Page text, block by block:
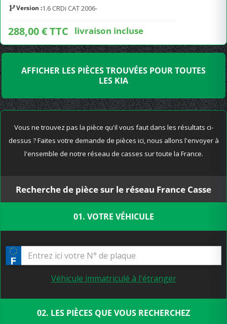
Version :1.6 CRDi CAT 2006-
288,00 € TTC livraison incluse
AFFICHER LES PIÈCES TROUVÉES POUR TOUTES
LES KIA
Vous ne trouvez pas la pièce qu'il vous faut dans les résultats ci-
dessus ? Faites votre demande de pièces ici, nous allons l'envoyer à
l'ensemble de notre réseau de casses sur toute la France.
Recherche de pièce sur le réseau France Casse
01. VOTRE VÉHICULE
Véhicule immatriculé à l'étranger
02. LES PIÈCES QUE VOUS RECHERCHEZ